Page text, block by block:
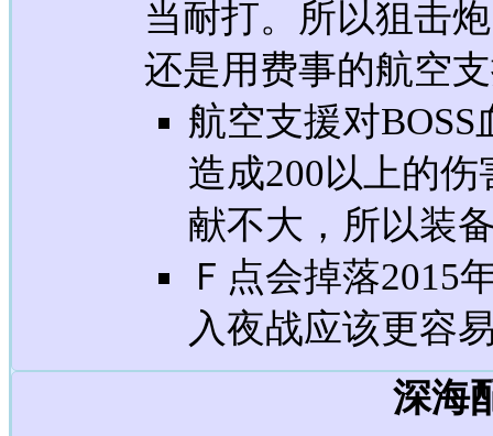
当耐打。所以狙击
还是用费事的航空
航空支援对
造成200以上的
献不大，所以装
Ｆ点会掉落2015
入夜战应该更容
深海